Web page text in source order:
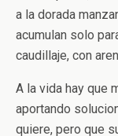
a la dorada
acumulan solo
caudillaje, con
A la vida hay que
aportando
quiere, pero que